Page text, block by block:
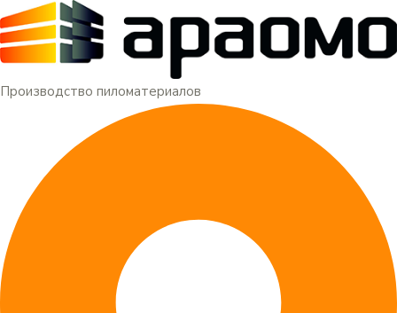
Производство пиломатериалов
Меню
Перейти
к
содержимому